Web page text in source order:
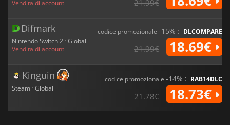
Vendita di account
21.99€
Difmark
Nintendo Switch 2 · Global
Vendita di account
codice promozionale -15% : DLCOMPARE
21.99€ 18.69€
Kinguin
Steam · Global
codice promozionale -14% : RAB14DLC
21.78€ 18.73€